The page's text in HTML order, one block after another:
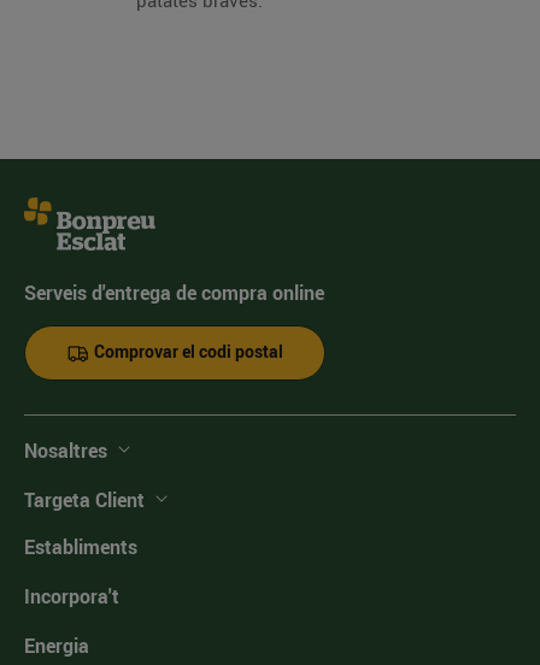
Serveis d'entrega de compra online
Comprovar el codi postal
Nosaltres
Targeta Client
Establiments
Incorpora't
Energia